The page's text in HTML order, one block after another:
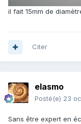
il fait 15mm de
Citer
elasmo
Posté(e) 23
Sans être expert en